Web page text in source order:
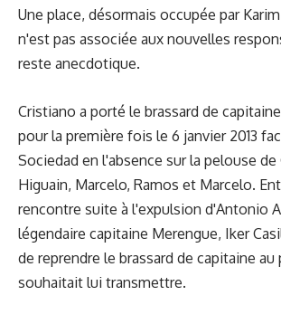
Une place, désormais occupée par
n'est pas associée aux nouvelles
reste anecdotique.
Cristiano a porté le brassard de
pour la première fois le 6 janvier 2013
Sociedad en l'absence sur la pelouse de
Higuain, Marcelo, Ramos et Marcelo.
rencontre suite à l'expulsion d'Antonio
légendaire capitaine Merengue, Iker
de reprendre le brassard de capitaine
souhaitait lui transmettre.